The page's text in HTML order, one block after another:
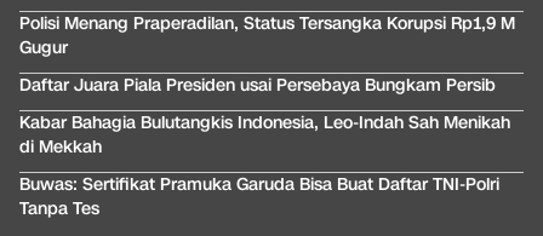
Polisi Menang Praperadilan, Status Tersangka Korupsi Rp1,9 M
Gugur
Daftar Juara Piala Presiden usai Persebaya Bungkam Persib
Kabar Bahagia Bulutangkis Indonesia, Leo-Indah Sah Menikah
di Mekkah
Buwas: Sertifikat Pramuka Garuda Bisa Buat Daftar TNI-Polri
Tanpa Tes